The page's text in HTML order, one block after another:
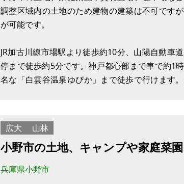
調整区域内の土地のため建物の建築は不可です
が可能です。
JR加古川線市場駅より徒歩約10分、山陽自動車
停まで徒歩約5分です。神戸都心部まで車で約1
名な「白雲谷温泉ゆぴか」まで徒歩で行けます
広大 山林
小野市の土地、キャンプや家庭菜
兵庫県小野市